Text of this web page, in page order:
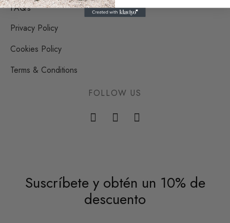
FAQ’s
Privacy Policy
Cookies Policy
Terms & Conditions
FOLLOW US
Suscríbete y obtén un 10% de
descuento